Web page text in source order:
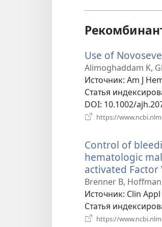
Use of
Alimoghaddam K,
Источник‎: Am J
Статья
DOI‎: 10.1002/
https://
Control of
hematologic
activated Factor
Brenner B,
Источник‎: Clin
Статья
https://